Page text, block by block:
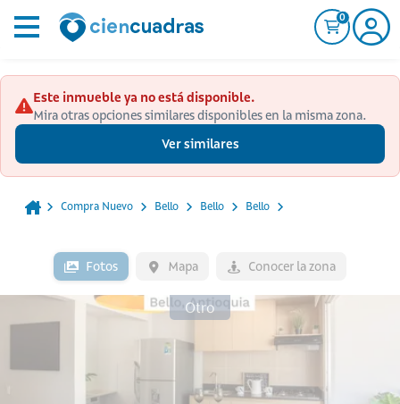
0
Este inmueble ya no está disponible.
Mira otras opciones similares disponibles en la misma zona.
Ver similares
Compra Nuevo Bello Bello Bello
Fotos Mapa Conocer la zona
Otro